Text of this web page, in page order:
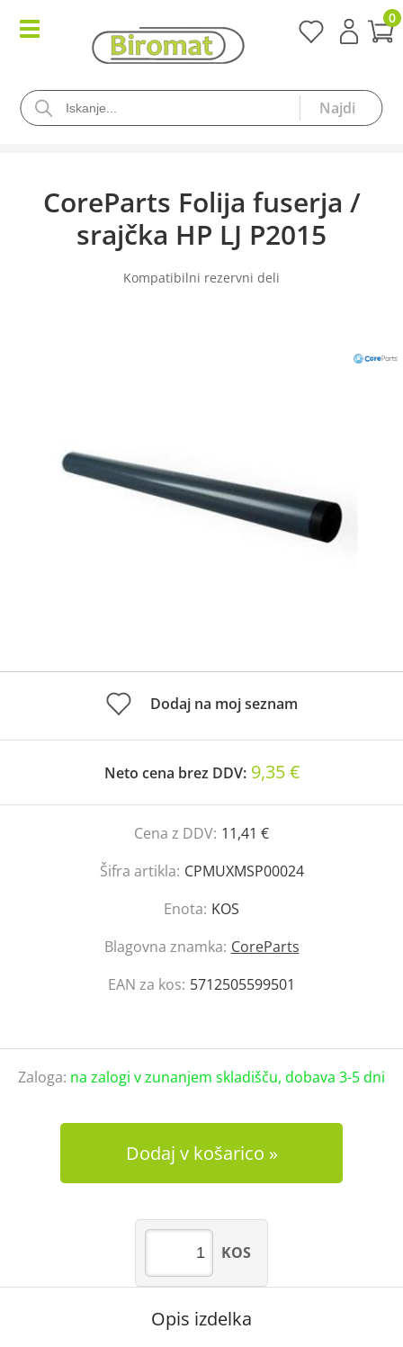
0
CoreParts Folija fuserja /
srajčka HP LJ P2015
Kompatibilni rezervni deli
Dodaj na moj seznam
Neto cena brez DDV: 9,35 €
Cena z DDV: 11,41 €
Šifra artikla: CPMUXMSP00024
Enota: KOS
Blagovna znamka: CoreParts
EAN za kos: 5712505599501
Zaloga: na zalogi v zunanjem skladišču, dobava 3-5 dni
Dodaj v košarico
KOS
Opis izdelka